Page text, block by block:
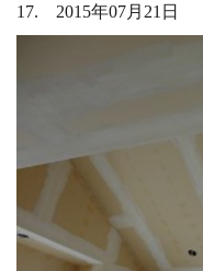
17. 2015年07月21日